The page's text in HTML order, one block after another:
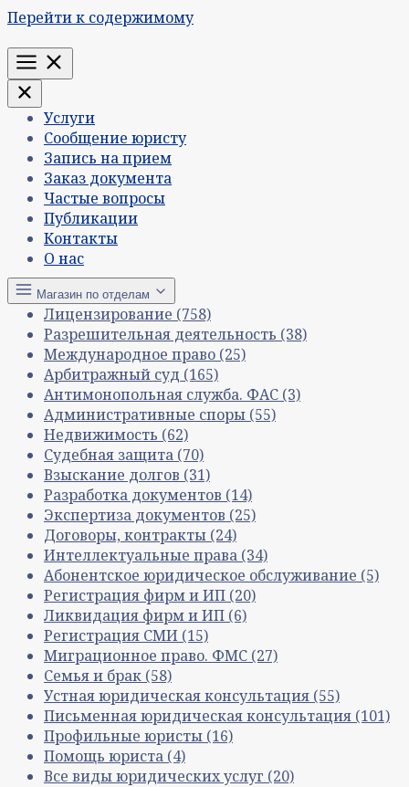
Перейти к содержимому
Меню
Услуги
Сообщение юристу
Запись на прием
Заказ документа
Частые вопросы
Публикации
Контакты
О нас
Магазин по отделам
Лицензирование (758)
Разрешительная деятельность (38)
Международное право (25)
Арбитражный суд (165)
Антимонопольная служба. ФАС (3)
Административные споры (55)
Недвижимость (62)
Судебная защита (70)
Взыскание долгов (31)
Разработка документов (14)
Экспертиза документов (25)
Договоры, контракты (24)
Интеллектуальные права (34)
Абонентское юридическое обслуживание (5)
Регистрация фирм и ИП (20)
Ликвидация фирм и ИП (6)
Регистрация СМИ (15)
Миграционное право. ФМС (27)
Семья и брак (58)
Устная юридическая консультация (55)
Письменная юридическая консультация (101)
Профильные юристы (16)
Помощь юриста (4)
Все виды юридических услуг (20)